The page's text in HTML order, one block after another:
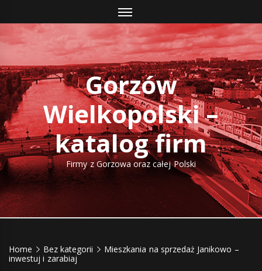
to
content
Gorzów
Wielkopolski –
katalog firm
Firmy z Gorzowa oraz całej Polski
Home Bez kategorii
Mieszkania na sprzedaż Janikowo –
inwestuj i zarabiaj